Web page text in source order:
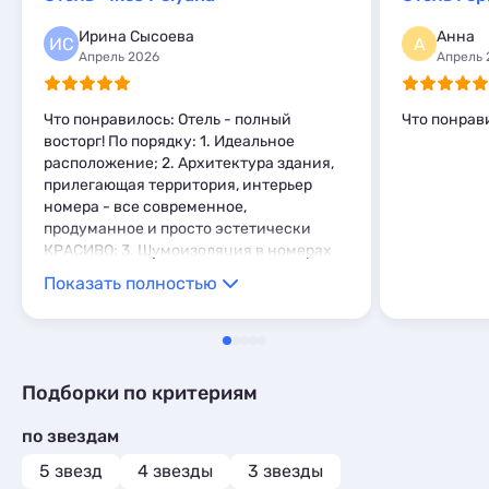
2
Шале 15
ИС Ирина Сысоева
Апрель 2026
Что понравилось: Отель - полный
восторг! По порядку: 1. Идеальное
расположение; 2. Архитектура здания,
прилегающая территория, интерьер
номера - все современное,
продуманное и просто эстетически
КРАСИВО; 3. Шумоизоляция в номерах
отличная, соседей не слышно; 4.
Персонал: дружелюбные девушки на
ресепшен (без проблем выполняли
просьбы). Чудесные женщины Клининг -
уборка, своевременно ухаживают за
зоной у бассейна и использованные
накапливаться. Добрые и активные
ребята в ресторане. 5. Бассейн!!! Это
Показать полностью
А Анна
Апрель
Что
Подборки по критериям
по звездам
5 звезд
4 звезды
3 звезды